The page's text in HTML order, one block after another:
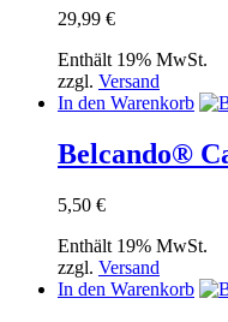
29,99 €
Enthält 19% MwSt.
zzgl. Versand
In den Warenkorb
Belcando®
5,50 €
Enthält 19% MwSt.
zzgl. Versand
In den Warenkorb